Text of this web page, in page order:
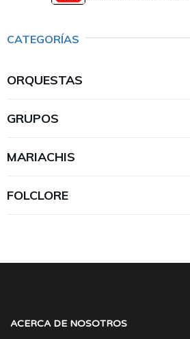
CATEGORÍAS
ORQUESTAS
GRUPOS
MARIACHIS
FOLCLORE
ACERCA DE NOSOTROS